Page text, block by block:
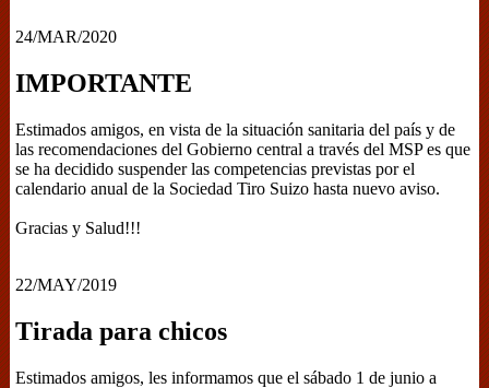
24/MAR/2020
IMPORTANTE
Estimados amigos, en vista de la situación sanitaria del país y de
las recomendaciones del Gobierno central a través del MSP es que
se ha decidido suspender las competencias previstas por el
calendario anual de la Sociedad Tiro Suizo hasta nuevo aviso.
Gracias y Salud!!!
22/MAY/2019
Tirada para chicos
Estimados amigos, les informamos que el sábado 1 de junio a